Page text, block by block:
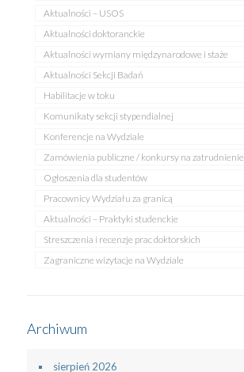
Aktualności – USOS
Aktualności doktoranckie
Aktualności wymiany międzynarodowe i staże
Aktualności Sekcji Badań
Habilitacje w toku
Komunikaty sekcji stypendialnej
Konferencje na Wydziale
Zamówienia publiczne / konkursy na zatrudnienie
Ogłoszenia dla studentów
Pracownicy Wydziału za granicą
Aktualności – Praktyki studenckie
Streszczenia i recenzje prac doktorskich
Zagraniczne wizytacje na Wydziale
Archiwum
sierpień 2026